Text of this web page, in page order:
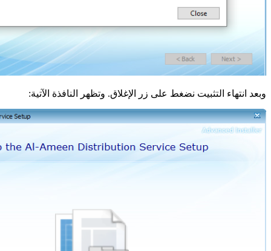
وبعد انتهاء التثبيت نضغط على زر الإغلاق. وتظهر النافذة الآتية: